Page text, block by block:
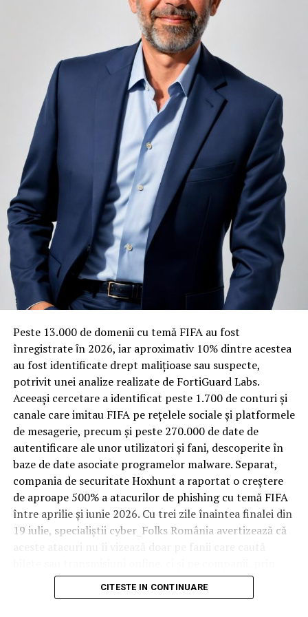
adiacent rămâne una dintre cele mai frecvente
nemulțumiri semnalate de oaspeți în recenziile online,
chiar și la unități altfel apreciate pentru servicii și
locație. De multe ori, oaspeții nu identifică pardoseala
drept sursa reală a problemei, ci descriu simplu senzația
de spațiu zgomotos sau agitat.
Pardoseala joacă un rol important în absorbția acestor
sunete, mai ales în zonele de trecere frecventă dintre
cameră și baie sau dintre pat și fereastră. Un material cu
proprietăți fonoabsorbante bune reduce transmiterea
zgomotului către camerele vecine și către etajele
inferioare, un aspect esențial mai ales în clădirile mai
vechi, cu structuri care nu au fost proiectate inițial
pentru izolare fonică performantă.
Rotația rapidă a oaspeților cere
materiale rezistente
Spre diferență de o locuință obișnuită, o cameră de hotel
trece printr-un ciclu de utilizare intensă: oaspeți diferiți,
bagaje trase pe roți, curățenie zilnică, uneori mai multe
rezervări consecutive în aceeași săptămână. Această
frecvență ridicată de utilizare pune presiune reală pe
orice suprafață, iar pardoseala este printre primele
elemente afectate vizibil, mai ales în zona din jurul
patului și a ușii de acces.
În etapa de renovare sau construcție, administratorii
care iau în calcul mocheta trafic intenspentru zonele
cu rotație mare reduc riscul de uzură prematură și de
decolorare vizibilă în punctele de trecere frecventă. Este
o decizie care ține mai puțin de stil și mai mult de
după primele sezoane de utilizare intensă.
Peste 13.000 de domenii cu temă FIFA au fost
înregistrate ȋn 2026, iar aproximativ 10% dintre acestea
au fost identificate drept malițioase sau suspecte,
potrivit unei analize realizate de FortiGuard Labs.
Aceeași cercetare a identificat peste 1.700 de conturi și
canale care imitau FIFA pe rețelele sociale și platformele
de mesagerie, precum și peste 270.000 de date de
autentificare ale unor utilizatori și fani, descoperite în
baze de date asociate programelor malware. Separat,
compania de securitate Hoxhunt a raportat o creștere
de aproape 500% a atacurilor de phishing cu temă FIFA
între aprilie și iunie 2026. Cu trei zile înaintea finalei din
19 iulie, specialiștii cyber_Folks România avertizează că
conturile, dispozitivele și infrastructura digitală
utilizate de angajați.
CITESTE IN CONTINUARE